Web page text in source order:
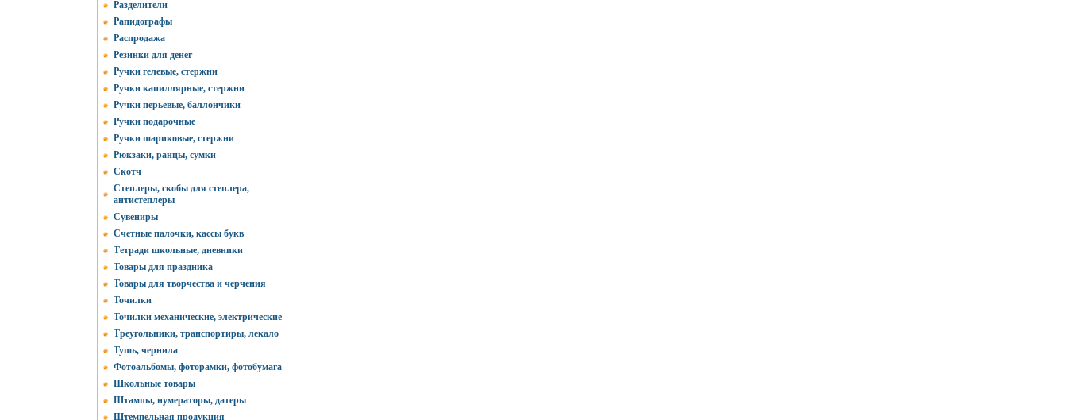
Разделители
Рапидографы
Распродажа
Резинки для денег
Ручки гелевые, стержни
Ручки капиллярные, стержни
Ручки перьевые, баллончики
Ручки подарочные
Ручки шариковые, стержни
Рюкзаки, ранцы, сумки
Скотч
Степлеры, скобы для степлера,
антистеплеры
Сувениры
Счетные палочки, кассы букв
Тетради школьные, дневники
Товары для праздника
Товары для творчества и черчения
Точилки
Точилки механические, электрические
Треугольники, транспортиры, лекало
Тушь, чернила
Фотоальбомы, фоторамки, фотобумага
Школьные товары
Штампы, нумераторы, датеры
Штемпельная продукция